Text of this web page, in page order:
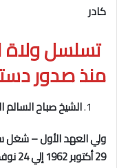
كادر
منذ صدور دستور
الشيخ صباح السالم
ولي العهد الأول–
29 أكتوبر 1962 إلي 24 نوفمبر 1965